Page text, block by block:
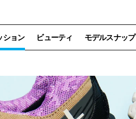
ション ビューティ モデルスナップ